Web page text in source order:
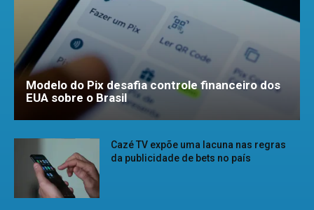
Modelo do Pix desafia controle financeiro dos
EUA sobre o Brasil
Cazé TV expõe uma lacuna nas regras
da publicidade de bets no país